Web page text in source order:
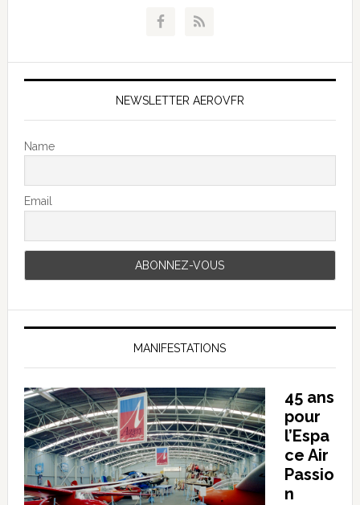
NEWSLETTER AEROVFR
Name
Email
MANIFESTATIONS
45 ans
pour
l’Espa
ce Air
Passio
n